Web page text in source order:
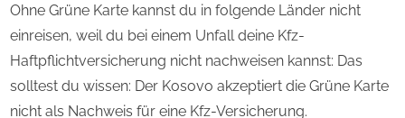
Ohne Grüne Karte kannst du in folgende Länder nicht
einreisen, weil du bei einem Unfall deine Kfz-
Haftpflichtversicherung nicht nachweisen kannst: Das
solltest du wissen: Der Kosovo akzeptiert die Grüne Karte
nicht als Nachweis für eine Kfz-Versicherung.